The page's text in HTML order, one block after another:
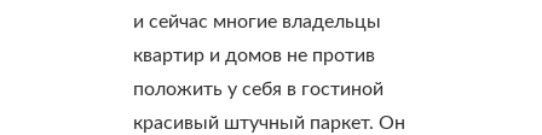
и сейчас многие владельцы
квартир и домов не против
положить у себя в гостиной
красивый штучный паркет. Он